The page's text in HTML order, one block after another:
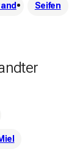
Seifen